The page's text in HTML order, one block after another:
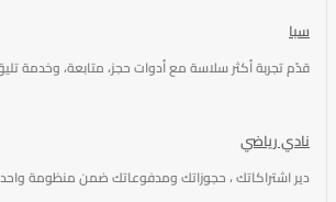
سبا
قدّم تجربة أكثر سلاسة مع أدوات حجز، متابعة، وخدمة
نادي رياضي
دير اشتراكاتك ، حجوزاتك ومدفوعاتك ضمن منظومة